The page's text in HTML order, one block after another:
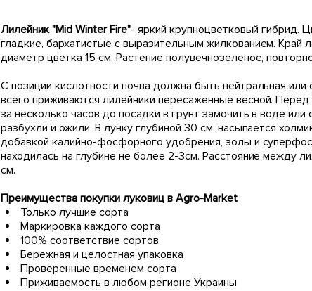
Лилейник "Mid Winter Fire"- яркий крупноцветковый гибрид.
гладкие, бархатистые с выразительным жилкованием.
диаметр цветка 15 см. Растение полувечнозеленое,
С позиции кислотности почва должна быть нейтральная
всего приживаются лилейники пересаженные весной.
за несколько часов до посадки в грунт замочить в воде
разбухли и ожили. В лунку глубиной 30 см. насыпается
добавкой калийно-фосфорного удобрения, золы и
находилась на глубине не более 2-3см. Расстояние между
см.
Преимущества покупки луковиц в Agro-Market
Только лучшие сорта
Маркировка каждого сорта
100% соответствие сортов
Бережная и целостная упаковка
Проверенные временем сорта
Приживаемость в любом регионе Украины